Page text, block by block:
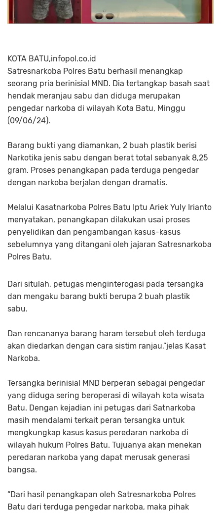
KOTA BATU,infopol.co.id
Satresnarkoba Polres Batu berhasil menangkap
seorang pria berinisial MND. Dia tertangkap basah saat
hendak meranjau sabu dan diduga merupakan
pengedar narkoba di wilayah Kota Batu, Minggu
(09/06/24).
Barang bukti yang diamankan, 2 buah plastik berisi
Narkotika jenis sabu dengan berat total sebanyak 8,25
gram. Proses penangkapan pada terduga pengedar
dengan narkoba berjalan dengan dramatis.
Melalui Kasatnarkoba Polres Batu Iptu Ariek Yuly Irianto
menyatakan, penangkapan dilakukan usai proses
penyelidikan dan pengambangan kasus-kasus
sebelumnya yang ditangani oleh jajaran Satresnarkoba
Polres Batu.
Dari situlah, petugas menginterogasi pada tersangka
dan mengaku barang bukti berupa 2 buah plastik
sabu.
Dan rencananya barang haram tersebut oleh terduga
akan diedarkan dengan cara sistim ranjau,”jelas Kasat
Narkoba.
Tersangka berinisial MND berperan sebagai pengedar
yang diduga sering beroperasi di wilayah kota wisata
Batu. Dengan kejadian ini petugas dari Satnarkoba
masih mendalami terkait peran tersangka untuk
mengkungkap kasus kasus peredaran narkoba di
wilayah hukum Polres Batu. Tujuanya akan menekan
peredaran narkoba yang dapat merusak generasi
bangsa.
“Dari hasil penangkapan oleh Satresnarkoba Polres
Batu dari terduga pengedar narkoba, maka pihak